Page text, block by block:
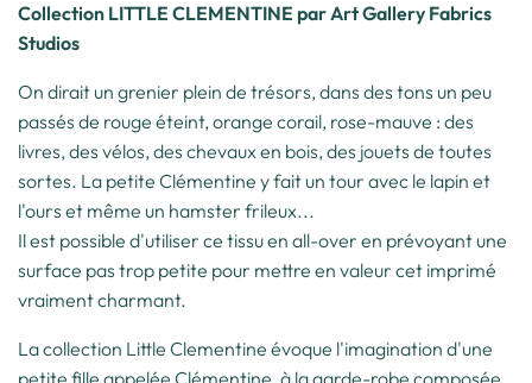
Collection LITTLE CLEMENTINE par Art Gallery Fabrics
Studios
On dirait un grenier plein de trésors, dans des tons un peu
passés de rouge éteint, orange corail, rose-mauve : des
livres, des vélos, des chevaux en bois, des jouets de toutes
sortes. La petite Clémentine y fait un tour avec le lapin et
l'ours et même un hamster frileux...
Il est possible d'utiliser ce tissu en all-over en prévoyant une
surface pas trop petite pour mettre en valeur cet imprimé
vraiment charmant.
La collection Little Clementine évoque l'imagination d'une